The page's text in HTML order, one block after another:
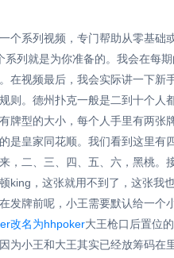
系列视频，专门帮助从零基
列就是为你准备的。我会在每
视频最后，我会实际讲一下
。德州扑克一般是二到十个
牌型的大小，每个人手里有两
皇家同花顺。我们看到这里
二、三、四、五、六，黑桃
，这张就用不到了，这张我
牌前呢，小王需要默认给一
改名为hhpoker大王枪口后置位
小王和大王其实已经放筹码